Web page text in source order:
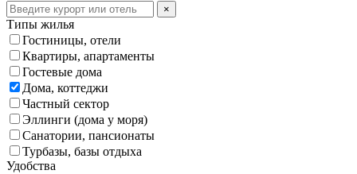
×
Типы жилья
Гостиницы, отели
Квартиры, апартаменты
Гостевые дома
Дома, коттеджи
Частный сектор
Эллинги (дома у моря)
Санатории, пансионаты
Турбазы, базы отдыха
Удобства